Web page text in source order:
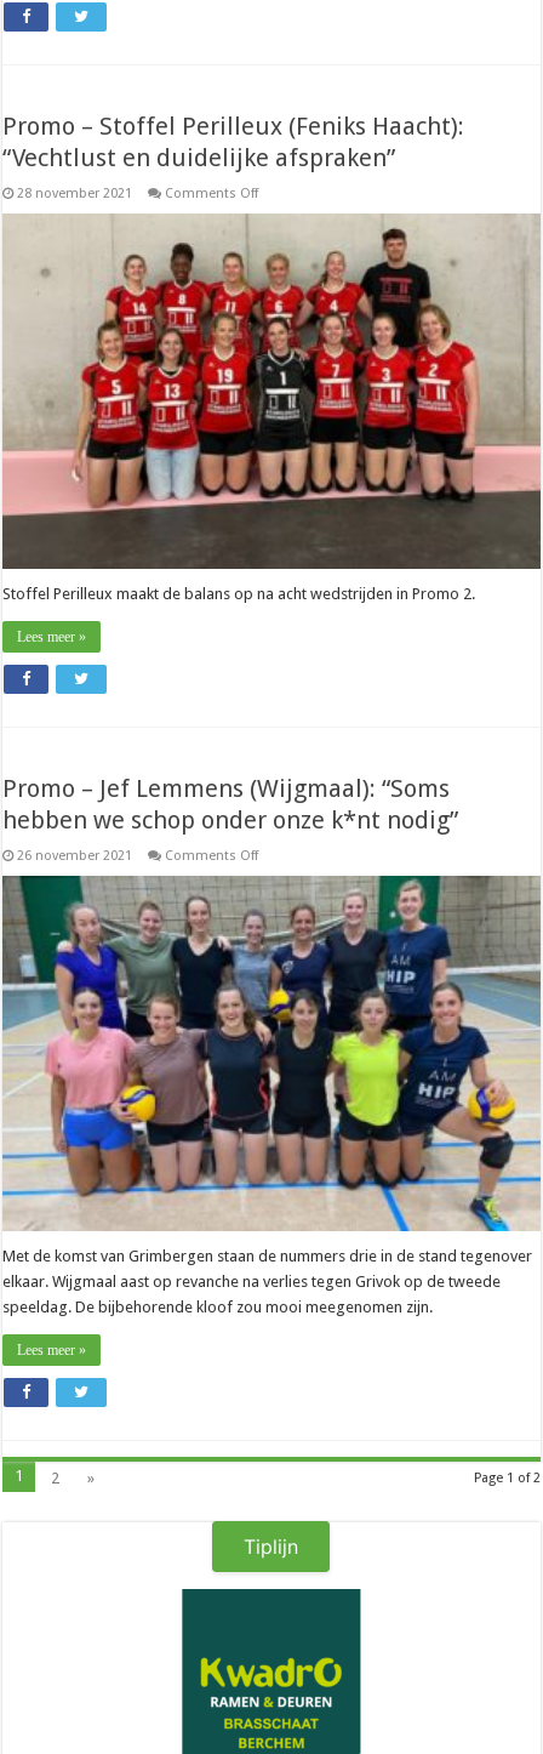
Promo – Stoffel Perilleux (Feniks Haacht):
“Vechtlust en duidelijke afspraken”
28 november 2021 Comments Offon
Perilleux
(Feniks
Haacht):
“Vechtlust
en
duidelijke
afspraken”
Stoffel Perilleux maakt de balans op na acht wedstrijden in Promo 2.
Lees meer »
Promo – Jef Lemmens (Wijgmaal): “Soms
hebben we schop onder onze k*nt nodig”
26 november 2021 Comments Offon
Jef
Lemmens
(Wijgmaal):
“Soms
hebben
we
schop
onder
onze
k*nt
nodig”
Met de komst van Grimbergen staan de nummers drie in de stand tegenover
elkaar. Wijgmaal aast op revanche na verlies tegen Grivok op de tweede
speeldag. De bijbehorende kloof zou mooi meegenomen zijn.
Lees meer »
Page 1 of 2
1 2 »
Tiplijn